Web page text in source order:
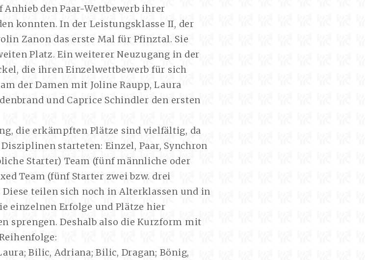
Anhieb den Paar-Wettbewerb ihrer
konnten. In der Leistungsklasse II, der
Zanon das erste Mal für Pfinztal. Sie
Platz. Ein weiterer Neuzugang in der
die ihren Einzelwettbewerb für sich
der Damen mit Joline Raupp, Laura
und Caprice Schindler den ersten
die erkämpften Plätze sind vielfältig, da
starteten: Einzel, Paar, Synchron
Starter) Team (fünf männliche oder
Team (fünf Starter zwei bzw. drei
teilen sich noch in Alterklassen und in
einzelnen Erfolge und Plätze hier
sprengen. Deshalb also die Kurzform mit
Bilic, Adriana; Bilic, Dragan; Bönig,